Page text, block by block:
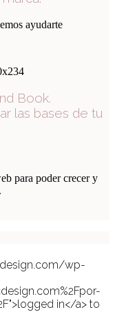
ayudarte
Book.
las bases de tu
para poder crecer y
wp-
in</a> to